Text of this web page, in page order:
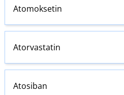
Atomoksetin
Atorvastatin
Atosiban